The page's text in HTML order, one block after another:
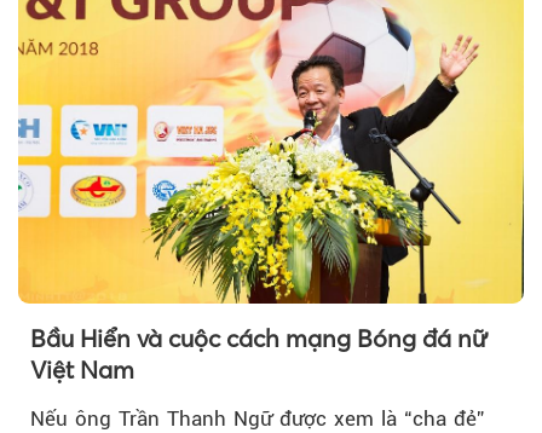
Bầu Hiển và cuộc cách mạng Bóng đá nữ
Việt Nam
Nếu ông Trần Thanh Ngữ được xem là “cha đẻ”